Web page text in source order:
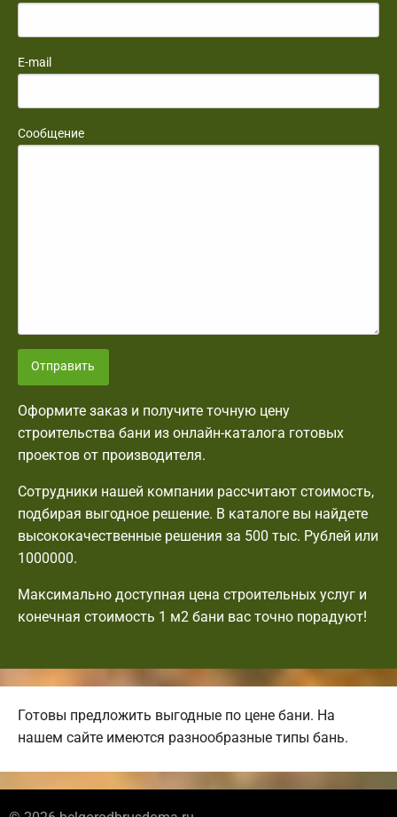
E-mail
Сообщение
Отправить
Оформите заказ и получите точную цену
строительства бани из онлайн-каталога готовых
проектов от производителя.
Сотрудники нашей компании рассчитают стоимость,
подбирая выгодное решение. В каталоге вы найдете
высококачественные решения за 500 тыс. Рублей или
1000000.
Максимально доступная цена строительных услуг и
конечная стоимость 1 м2 бани вас точно порадуют!
Готовы предложить выгодные по цене бани. На
нашем сайте имеются разнообразные типы бань.